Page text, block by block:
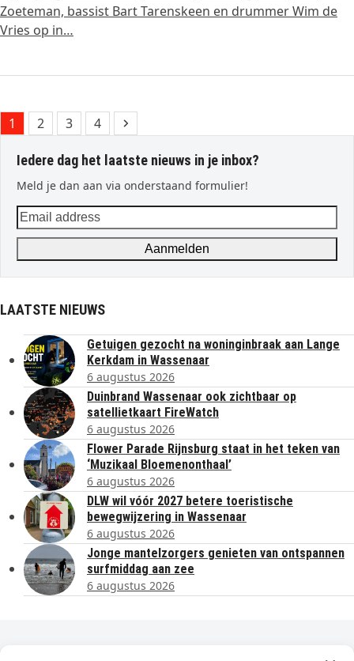
Zoeteman, bassist Bart Tarenskeen en drummer Wim de
Vries op in…
Page
1 Page
2 Page
3 Page
4 Next
Iedere dag het laatste nieuws in je inbox?
Meld je dan aan via onderstaand formulier!
Email
address
Aanmelden
LAATSTE NIEUWS
Getuigen gezocht na woninginbraak aan Lange
Kerkdam in Wassenaar
6 augustus 2026
Duinbrand Wassenaar ook zichtbaar op
satellietkaart FireWatch
6 augustus 2026
Flower Parade Rijnsburg staat in het teken van
‘Muzikaal Bloemenonthaal’
6 augustus 2026
DLW wil vóór 2027 betere toeristische
bewegwijzering in Wassenaar
6 augustus 2026
Jonge mantelzorgers genieten van ontspannen
surfmiddag aan zee
6 augustus 2026